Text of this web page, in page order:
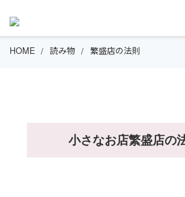
HOME 読み物 繁盛店の法則
小さなお店繁盛店の